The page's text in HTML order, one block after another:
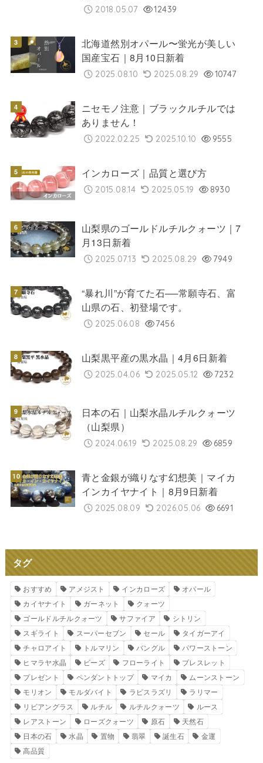
2018.05.07 12439
北海道然別オパール〜蛍光が美しい
国産宝石｜8月10日新着
2025.08.10 2025.08.29 10747
ニセモノ注意｜ブラックルチルでは
ありません！
2022.02.25 2025.10.10 9555
インカローズ｜品質と選び方
2015.08.14 2025.05.19 8930
山梨県のゴールドルチルクォーツ｜7
月13日新着
2025.07.13 2025.08.29 7949
“暴れ川”が育てた石──常願寺石、富
山県の石、初登場です。
2025.06.08 7456
山梨黒平産の黒水晶｜4月6日新着
2025.04.06 2025.05.12 7232
日本の石｜山梨水晶ルチルクォーツ
（山梨県）
2024.06.19 2025.08.29 6859
青と金銀が織りなす幻想美｜マイカ
インカイヤナイト｜8月9日新着
2025.08.09 2026.05.06 6691
タグ
おすすめ アメジスト インカローズ
オパール
カイヤナイト
ガーネット
クォーツ
ゴールドルチルクォーツ
サファイア
シトリン
スギライト
スーパーセブン セール
タイガーアイ
チャロアイト
トルマリン バングル
パワーストーン
ヒマラヤ水晶
ビーズ フローライト
ブレスレット
プレゼント
ペンダントトップ マイカ
ムーンストーン
モリオン
モルダバイト ラピスラズリ
ラリマー
リビアングラス
ルチル ルチルクォーツ
ルース
レアストーン
ローズクォーツ 原石
天然石
日本の石
水晶 置物 翡翠 誕生石
金運
高品質